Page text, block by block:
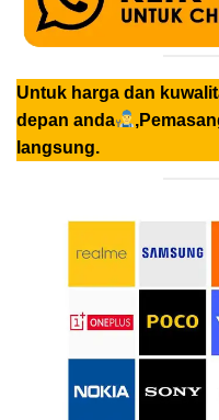
Untuk harga dan
depan anda
langsung.